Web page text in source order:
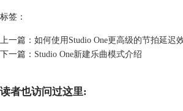
图片1 吸附按钮位置图
左键单击吸附按钮，可以将此项功能唤醒或者关
标签：
上一篇： 如何使用Studio One更高级的节拍延迟
下一篇： Studio One新建乐曲模式介绍
读者也访问过这里: